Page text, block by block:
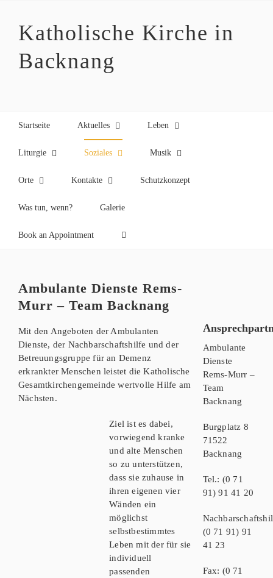
springenKatholische Kirche in
Backnang
Startseite Aktuelles Leben
Liturgie Soziales Musik
Orte Kontakte Schutzkonzept
Was tun, wenn? Galerie
Book an Appointment
Ambulante Dienste Rems-
Murr – Team Backnang
Mit den Angeboten der Ambulanten
Dienste, der Nachbarschaftshilfe und der
Betreuungsgruppe für an Demenz
erkrankter Menschen leistet die Katholische
Gesamtkirchengemeinde wertvolle Hilfe am
Nächsten.
Ziel ist es dabei,
vorwiegend kranke
und alte Menschen
so zu unterstützen,
dass sie zuhause in
ihren eigenen vier
Wänden ein
möglichst
selbstbestimmtes
Leben mit der für sie
individuell
passenden
Ambulante
Dienste
Rems-Murr –
Team
Backnang
Burgplatz 8
71522
Backnang
Tel.: (0 71
91) 91 41 20
(0 71 91) 91
41 23
Fax: (0 71